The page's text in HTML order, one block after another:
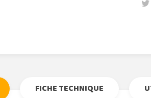
FICHE TECHNIQUE